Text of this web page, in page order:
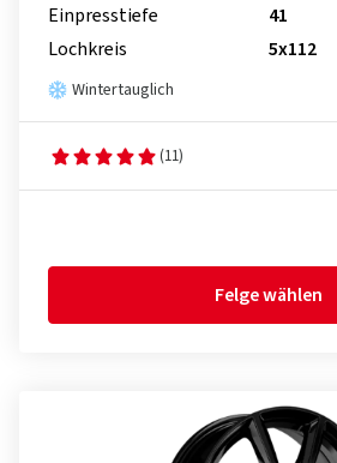
Einpresstiefe
41
Lochkreis
5x112
Wintertauglich
(11)
Felge wählen